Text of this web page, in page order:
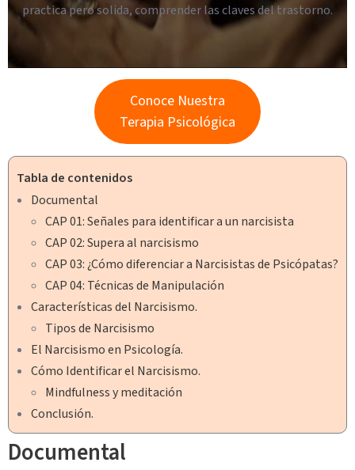
practica pero solida, comprender las claves del trastorno.
Conoce Nuestra
Terapia Psicológica
Tabla de contenidos
Documental
CAP 01: Señales para identificar a un narcisista
CAP 02: Supera al narcisismo
CAP 03: ¿Cómo diferenciar a Narcisistas de Psicópatas?
CAP 04: Técnicas de Manipulación
Características del Narcisismo.
Tipos de Narcisismo
El Narcisismo en Psicología.
Cómo Identificar el Narcisismo.
Mindfulness y meditación
Conclusión.
Documental